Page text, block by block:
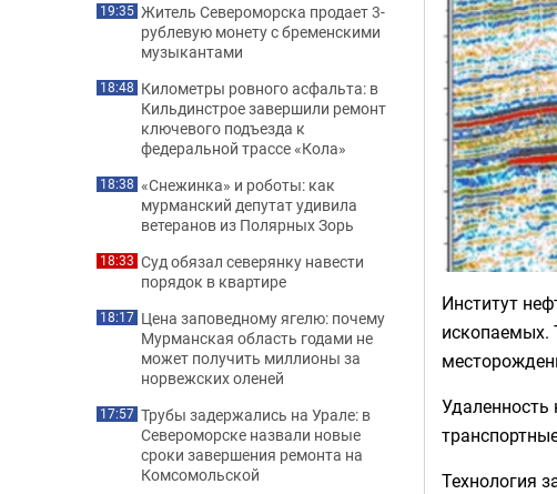
Институт
ископаемых.
Удаленность
Технология
19:35 Житель Североморска продает 3-
рублевую монету с бременскими
музыкантами
18:48 Километры ровного асфальта: в
Кильдинстрое завершили ремонт
ключевого подъезда к
федеральной трассе «Кола»
18:38 «Снежинка» и роботы: как
мурманский депутат удивила
ветеранов из Полярных Зорь
18:33 Суд обязал северянку навести
порядок в квартире
18:17 Цена заповедному ягелю: почему
Мурманская область годами не
может получить миллионы за
норвежских оленей
17:57 Трубы задержались на Урале: в
Североморске назвали новые
сроки завершения ремонта на
Комсомольской